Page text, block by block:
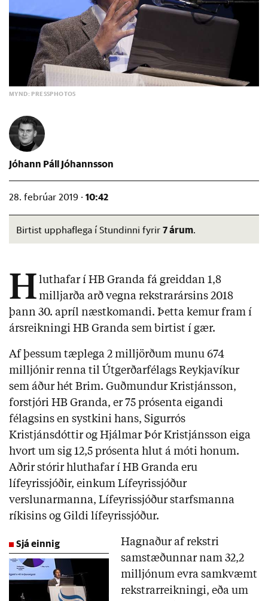
MYND: PRESSPHOTOS
Jóhann Páll Jóhannsson
28. febrúar 2019 · 10:42
Birtist upphaflega í Stundinni fyrir 7 árum.
H luthafar í HB Granda fá greiddan 1,8
milljarða arð vegna rekstrarársins 2018
þann 30. apríl næstkomandi. Þetta kemur fram í
ársreikningi HB Granda sem birtist í gær.
Af þessum tæplega 2 milljörðum munu 674
milljónir renna til Útgerðarfélags Reykjavíkur
sem áður hét Brim. Guðmundur Kristjánsson,
forstjóri HB Granda, er 75 prósenta eigandi
félagsins en systkini hans, Sigurrós
Kristjánsdóttir og Hjálmar Þór Kristjánsson eiga
hvort um sig 12,5 prósenta hlut á móti honum.
Aðrir stórir hluthafar í HB Granda eru
lífeyrissjóðir, einkum Lífeyrissjóður
verslunarmanna, Lífeyrissjóður starfsmanna
ríkisins og Gildi lífeyrissjóður.
Sjá einnig
Hagnaður af rekstri
samstæðunnar nam 32,2
milljónum evra samkvæmt
rekstrarreikningi, eða um